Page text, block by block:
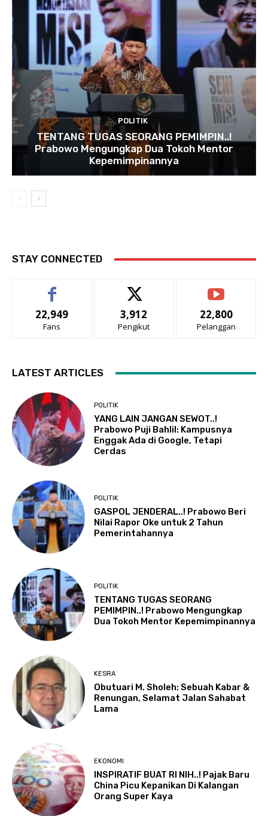
POLITIK
TENTANG TUGAS SEORANG PEMIMPIN..!
Prabowo Mengungkap Dua Tokoh Mentor
Kepemimpinannya
STAY CONNECTED
22,949
Fans
3,912
Pengikut
22,800
Pelanggan
LATEST ARTICLES
POLITIK
YANG LAIN JANGAN SEWOT..!
Prabowo Puji Bahlil: Kampusnya
Enggak Ada di Google, Tetapi
Cerdas
POLITIK
GASPOL JENDERAL..! Prabowo Beri
Nilai Rapor Oke untuk 2 Tahun
Pemerintahannya
POLITIK
TENTANG TUGAS SEORANG
PEMIMPIN..! Prabowo Mengungkap
Dua Tokoh Mentor Kepemimpinannya
KESRA
Obutuari M. Sholeh: Sebuah Kabar &
Renungan, Selamat Jalan Sahabat
Lama
EKONOMI
INSPIRATIF BUAT RI NIH..! Pajak Baru
China Picu Kepanikan Di Kalangan
Orang Super Kaya